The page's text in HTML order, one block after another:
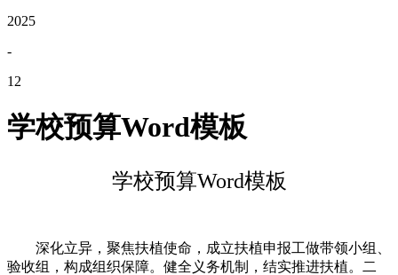
2025
-
12
学校预算Word模板
学校预算Word模板
深化立异，聚焦扶植使命，成立扶植申报工做带领小组、
验收组，构成组织保障。健全义务机制，结实推进扶植。二